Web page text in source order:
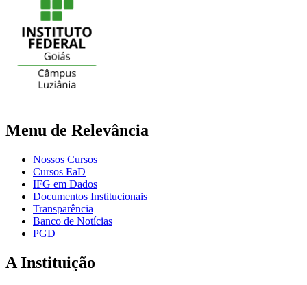
Menu de Relevância
Nossos Cursos
Cursos EaD
IFG em Dados
Documentos Institucionais
Transparência
Banco de Notícias
PGD
A Instituição